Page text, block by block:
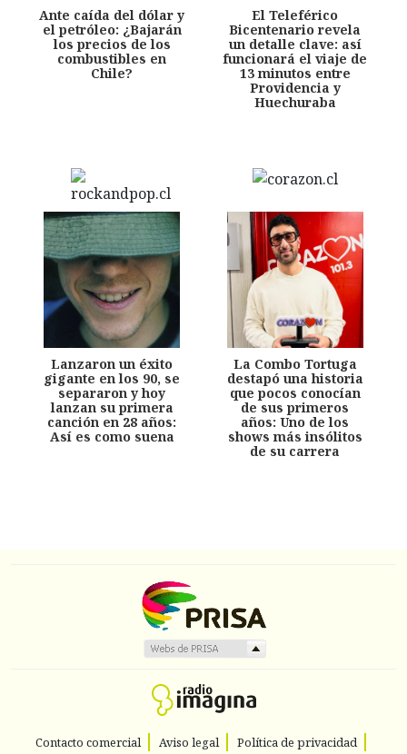
Ante caída del dólar y
el petróleo: ¿Bajarán
los precios de los
combustibles en
Chile?
El Teleférico
Bicentenario revela
un detalle clave: así
funcionará el viaje de
13 minutos entre
Providencia y
Huechuraba
Lanzaron un éxito
gigante en los 90, se
separaron y hoy
lanzan su primera
canción en 28 años:
Así es como suena
La Combo Tortuga
destapó una historia
que pocos conocían
de sus primeros
años: Uno de los
shows más insólitos
de su carrera
Contacto comercial Aviso legal Política de privacidad